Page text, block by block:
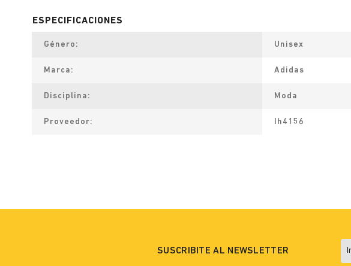
Género Unisex
Marca Adidas
Disciplina Moda
Proveedor Ih4156
SUSCRIBITE AL NEWSLETTER